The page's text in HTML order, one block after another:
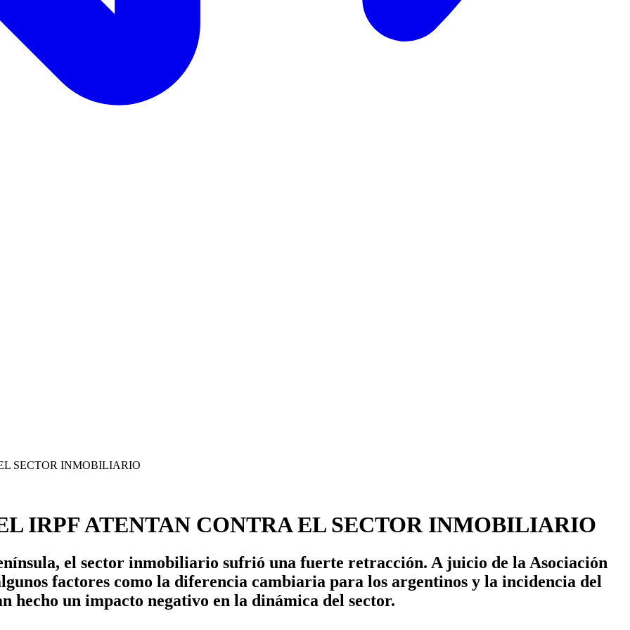
IRPF ATENTAN CONTRA EL SECTOR INMOBILIARIO
el sector inmobiliario sufrió una fuerte retracción. A juicio de la Asociación
factores como la diferencia cambiaria para los argentinos y la incidencia del
hecho un impacto negativo en la dinámica del sector.